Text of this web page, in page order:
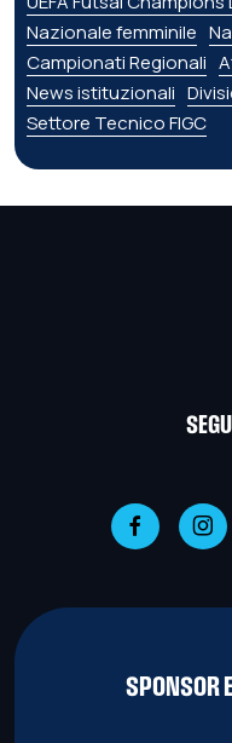
Nazionale femminile
Campionati Regionali
News istituzionali
Settore Tecnico FIGC
SPONSOR